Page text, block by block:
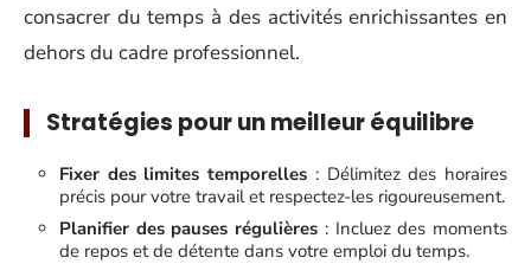
consacrer du temps à des activités enrichissantes en
dehors du cadre professionnel.
Stratégies pour un meilleur équilibre
Fixer des limites temporelles : Délimitez des horaires
précis pour votre travail et respectez-les rigoureusement.
Planifier des pauses régulières : Incluez des moments
de repos et de détente dans votre emploi du temps.